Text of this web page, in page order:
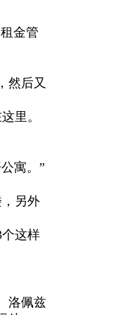
金管
然后又
里。
寓。”
另外
这样
洛佩兹